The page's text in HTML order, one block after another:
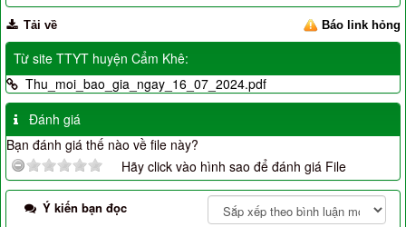
Báo link hỏng
Tải về
Từ site TTYT huyện Cẩm Khê:
Thu_moi_bao_gia_ngay_16_07_2024.pdf
Đánh giá
Bạn đánh giá thế nào về file này?
Hãy click vào hình sao để đánh giá File
Ý kiến bạn đọc